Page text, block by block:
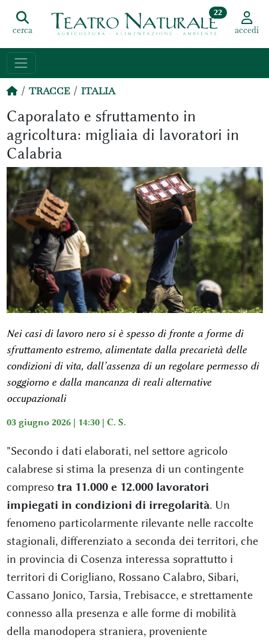
cerca
22
accedi
TRACCE ITALIA
Caporalato e sfruttamento in
agricoltura: migliaia di lavoratori in
Calabria
Nei casi di lavoro nero si è spesso di fronte a forme di
sfruttamento estremo, alimentate dalla precarietà delle
condizioni di vita, dall’assenza di un regolare permesso di
soggiorno e dalla mancanza di reali alternative
occupazionali
03 giugno 2026 | 14:30 | C. S.
"Secondo i dati elaborati, nel settore agricolo
calabrese si stima la presenza di un contingente
compreso tra 11.000 e 12.000 lavoratori
impiegati in condizioni di irregolarità. Un
fenomeno particolarmente rilevante nelle raccolte
stagionali, differenziato a seconda dei territori, che
in provincia di Cosenza interessa soprattutto i
territori di Corigliano, Rossano Calabro, Sibari,
Cassano Jonico, Tarsia, Trebisacce, e strettamente
connesso alla presenza e alle forme di mobilità
della manodopera straniera, proveniente